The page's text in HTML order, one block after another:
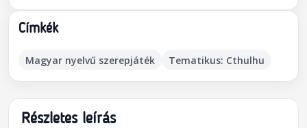
Címkék
Magyar nyelvű szerepjáték Tematikus: Cthulhu
Részletes leírás